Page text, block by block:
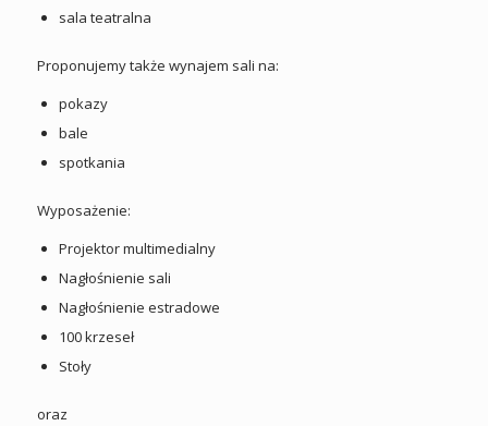
sala teatralna
Proponujemy także wynajem sali na:
pokazy
bale
spotkania
Wyposażenie:
Projektor multimedialny
Nagłośnienie sali
Nagłośnienie estradowe
100 krzeseł
Stoły
oraz